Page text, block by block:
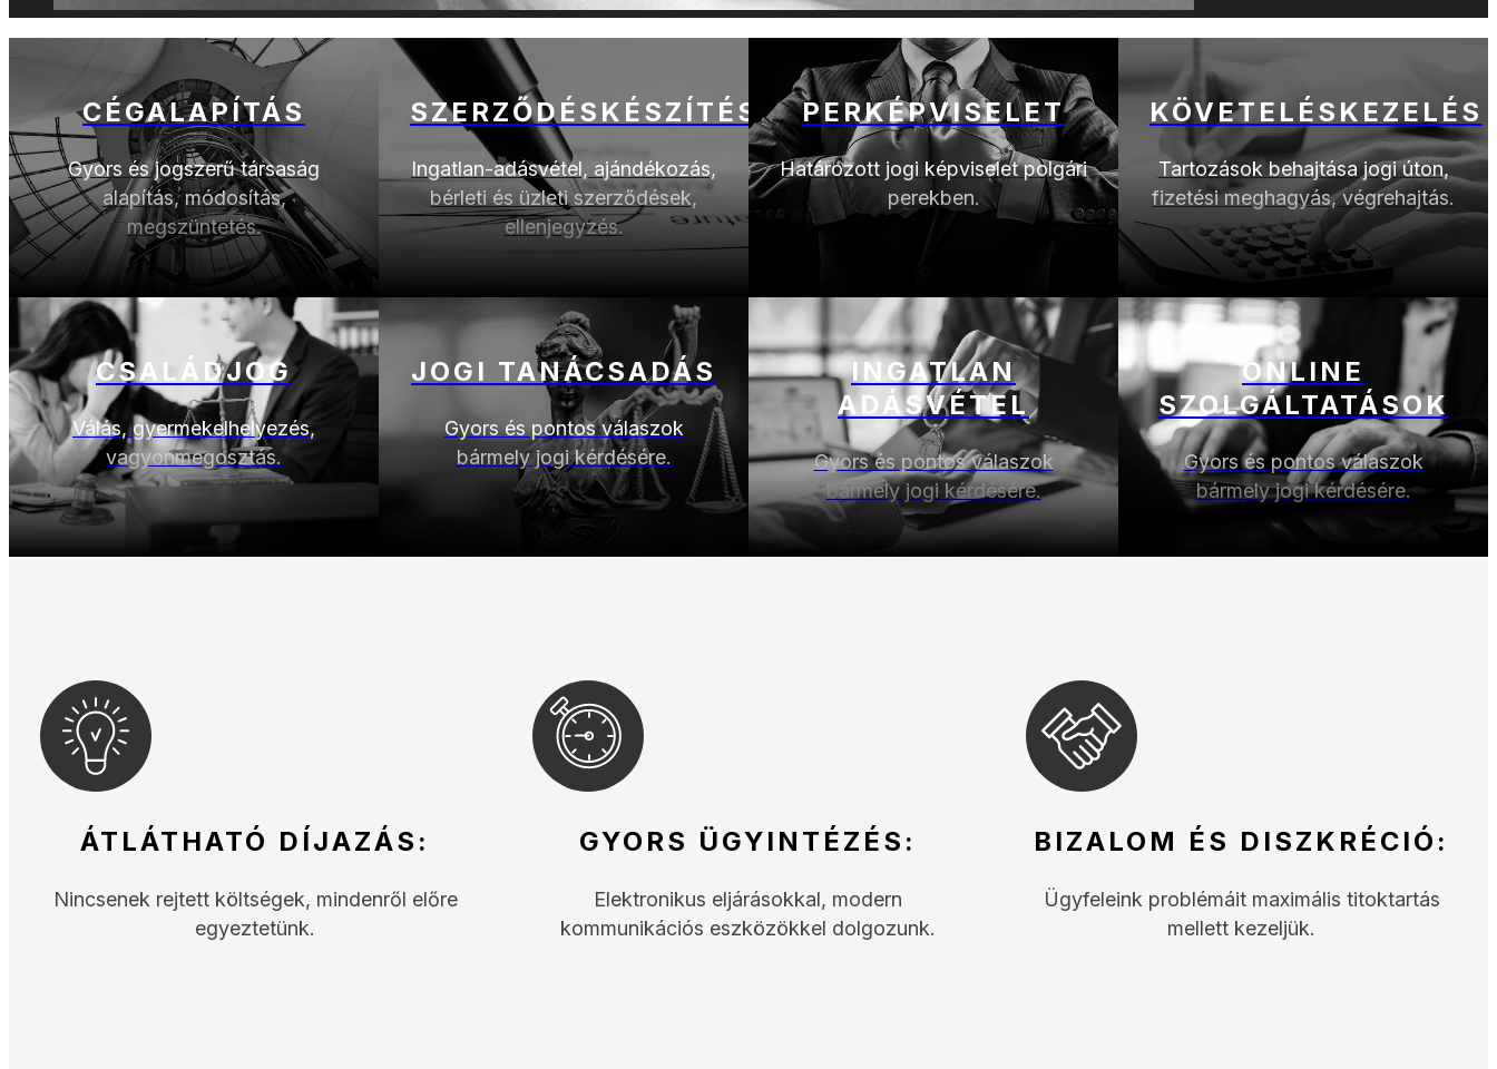
CÉGALAPÍTÁS
Gyors és jogszerű társaság
alapítás, módosítás,
megszüntetés.
SZERZŐDÉSKÉSZÍTÉS
Ingatlan-adásvétel, ajándékozás,
bérleti és üzleti szerződések,
ellenjegyzés.
PERKÉPVISELET
Határozott jogi képviselet polgári
perekben.
KÖVETELÉSKEZELÉS
Tartozások behajtása jogi úton,
fizetési meghagyás, végrehajtás.
CSALÁDJOG
Válás, gyermekelhelyezés,
vagyonmegosztás.
JOGI TANÁCSADÁS
Gyors és pontos válaszok
bármely jogi kérdésére.
INGATLAN
ADÁSVÉTEL
Gyors és pontos válaszok
bármely jogi kérdésére.
ONLINE
SZOLGÁLTATÁSOK
Gyors és pontos válaszok
bármely jogi kérdésére.
ÁTLÁTHATÓ DÍJAZÁS:
Nincsenek rejtett költségek, mindenről előre
egyeztetünk.
GYORS ÜGYINTÉZÉS:
Elektronikus eljárásokkal, modern
kommunikációs eszközökkel dolgozunk.
BIZALOM ÉS DISZKRÉCIÓ:
Ügyfeleink problémáit maximális titoktartás
mellett kezeljük.